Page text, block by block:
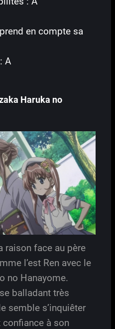
en compte sa
A
Haruka no
raison face au père
l’est Ren avec le
no Hanayome.
balladant très
semble s’inquiêter
à son